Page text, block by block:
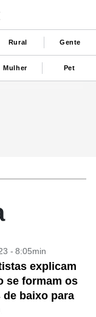
Rural Gente
Mulher Pet
- 8:05min
explicam
se formam os
de baixo para